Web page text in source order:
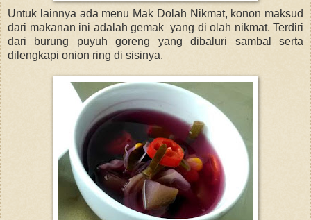
Untuk lainnya ada menu Mak Dolah Nikmat, konon maksud
dari makanan ini adalah gemak yang di olah nikmat. Terdiri
dari burung puyuh goreng yang dibaluri sambal serta
dilengkapi onion ring di sisinya.